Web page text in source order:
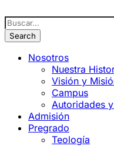
Nosotros
Nuestra
Visión y
Campus
Autoridades
Admisión
Pregrado
Teología